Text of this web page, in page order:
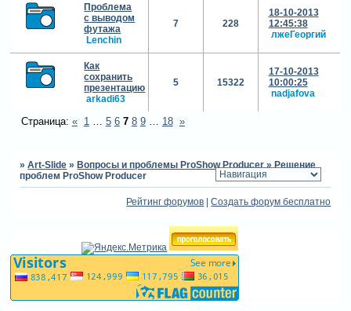
Проблема
с выводом
футажа
Lenchin
7 228
18-10-2013
12:45:38
лжеГеоргий
Как
сохранить
презентацию
arkadi63
5 15322
17-10-2013
10:00:25
nadjafova
Страница: « 1 … 5 6 7 8 9 … 18 »
»Art-Slide »Вопросы и проблемы ProShow Producer »Решение
проблем ProShow Producer
Рейтинг форумов |Создать форум бесплатно